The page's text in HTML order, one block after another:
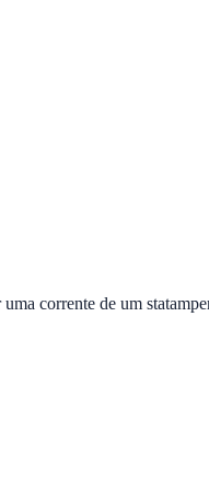
corrente de um